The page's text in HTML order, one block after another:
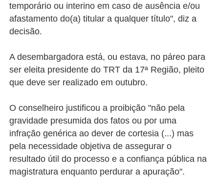
temporário ou interino em caso de ausência e/ou
afastamento do(a) titular a qualquer título", diz a
decisão.
A desembargadora está, ou estava, no páreo para
ser eleita presidente do TRT da 17ª Região, pleito
que deve ser realizado em outubro.
O conselheiro justificou a proibição "não pela
gravidade presumida dos fatos ou por uma
infração genérica ao dever de cortesia (...) mas
pela necessidade objetiva de assegurar o
resultado útil do processo e a confiança pública na
magistratura enquanto perdurar a apuração".